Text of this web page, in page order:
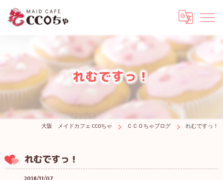
れむですっ！
大阪 メイドカフェ CCOちゃ ＣＣＯちゃブログ れむですっ！
れむですっ！